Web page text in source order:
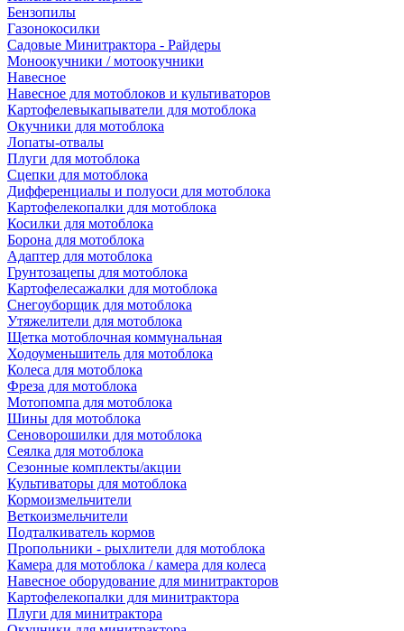
Бензопилы
Газонокосилки
Садовые Минитрактора - Райдеры
Моноокучники / мотоокучники
Навесное
Навесное для мотоблоков и культиваторов
Картофелевыкапыватели для мотоблока
Окучники для мотоблока
Лопаты-отвалы
Плуги для мотоблока
Сцепки для мотоблока
Дифференциалы и полуоси для мотоблока
Картофелекопалки для мотоблока
Косилки для мотоблока
Борона для мотоблока
Адаптер для мотоблока
Грунтозацепы для мотоблока
Картофелесажалки для мотоблока
Снегоуборщик для мотоблока
Утяжелители для мотоблока
Щетка мотоблочная коммунальная
Ходоуменьшитель для мотоблока
Колеса для мотоблока
Фреза для мотоблока
Мотопомпа для мотоблока
Шины для мотоблока
Сеноворошилки для мотоблока
Сеялка для мотоблока
Сезонные комплекты/акции
Культиваторы для мотоблока
Кормоизмельчители
Веткоизмельчители
Подталкиватель кормов
Пропольники - рыхлители для мотоблока
Камера для мотоблока / камера для колеса
Навесное оборудование для минитракторов
Картофелекопалки для минитрактора
Плуги для минитрактора